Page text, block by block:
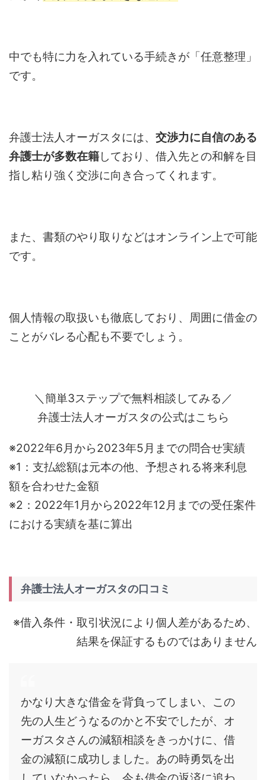
中でも特に力を入れている手続きが「任意整理」
です。
弁護士法人オーガスタには、 交渉力に自信のある
弁護士が多数在籍しており、借入先との和解を目
指し粘り強く交渉に向き合ってくれます。
また、書類のやり取りなどはオンライン上で可能
です。
個人情報の取扱いも徹底しており、周囲に借金の
ことがバレる心配も不要でしょう。
＼簡単3ステップで無料相談してみる／
弁護士法人オーガスタの公式はこちら
※2022年6月から2023年5月までの問合せ実績
※1：支払総額は元本の他、予想される将来利息
額を合わせた金額
※2：2022年1月から2022年12月までの受任案件
における実績を基に算出
弁護士法人オーガスタの口コミ
※借入条件・取引状況により個人差があるため、
結果を保証するものではありません
かなり大きな借金を背負ってしまい、この
先の人生どうなるのかと不安でしたが、オ
ーガスタさんの減額相談をきっかけに、借
金の減額に成功しました。あの時勇気を出